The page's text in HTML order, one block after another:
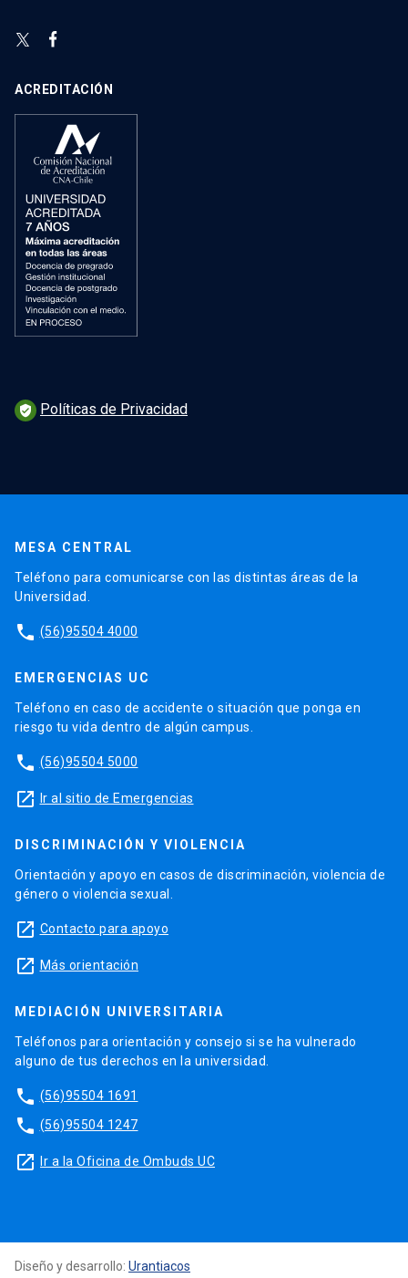
ACREDITACIÓN
verified_user Políticas de Privacidad
MESA CENTRAL
Teléfono para comunicarse con las distintas áreas de la
Universidad.
phone (56)95504 4000
EMERGENCIAS UC
Teléfono en caso de accidente o situación que ponga en
riesgo tu vida dentro de algún campus.
phone (56)95504 5000
launch Ir al sitio de Emergencias
DISCRIMINACIÓN Y VIOLENCIA
Orientación y apoyo en casos de discriminación, violencia de
género o violencia sexual.
launch Contacto para apoyo
launch Más orientación
MEDIACIÓN UNIVERSITARIA
Teléfonos para orientación y consejo si se ha vulnerado
alguno de tus derechos en la universidad.
phone (56)95504 1691
phone (56)95504 1247
launch Ir a la Oficina de Ombuds UC
Diseño y desarrollo: Urantiacos